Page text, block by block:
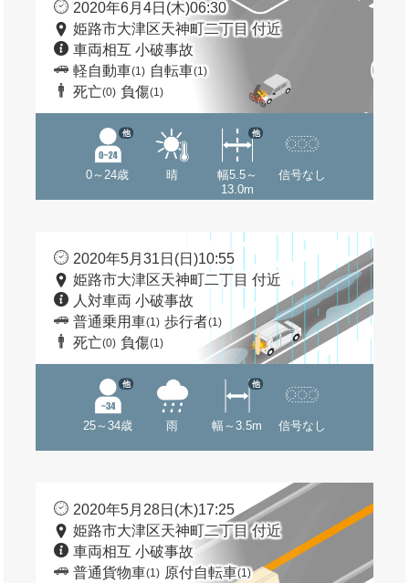
2020年6月4日(木)06:30
姫路市大津区天神町二丁目 付近
車両相互 小破事故
軽自動車(1) 自転車(1)
死亡(0) 負傷(1)
0～24歳
他
晴
幅5.5～
13.0m
他
信号なし
2020年5月31日(日)10:55
姫路市大津区天神町二丁目 付近
人対車両 小破事故
普通乗用車(1) 歩行者(1)
死亡(0) 負傷(1)
25～34歳
他
雨 幅～3.5m
他
信号なし
2020年5月28日(木)17:25
姫路市大津区天神町二丁目 付近
車両相互 小破事故
普通貨物車(1) 原付自転車(1)